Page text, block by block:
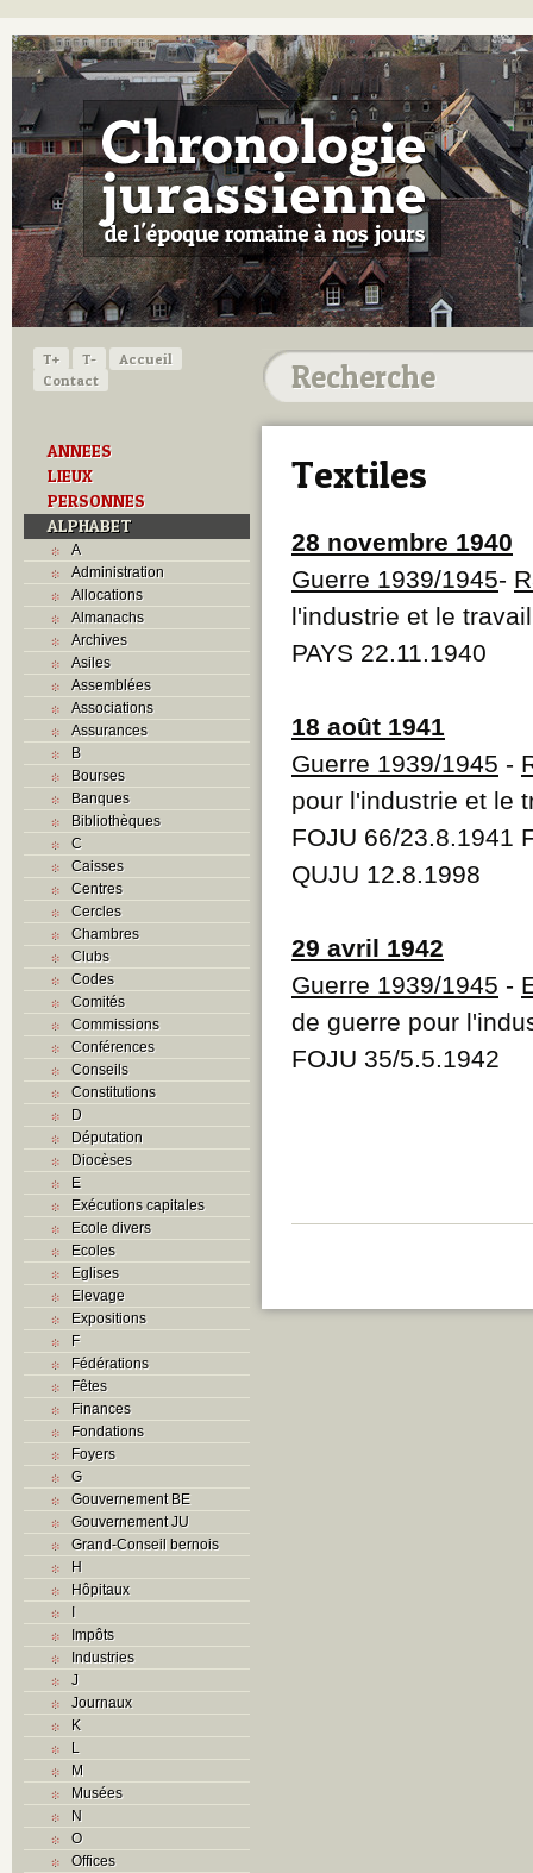
T+ T-
Accueil
Contact
ANNEES
LIEUX
PERSONNES
ALPHABET
A
Administration
Allocations
Almanachs
Archives
Asiles
Assemblées
Associations
Assurances
B
Bourses
Banques
Bibliothèques
C
Caisses
Centres
Cercles
Chambres
Clubs
Codes
Comités
Commissions
Conférences
Conseils
Constitutions
D
Députation
Diocèses
E
Exécutions capitales
Ecole divers
Ecoles
Eglises
Elevage
Expositions
F
Fédérations
Fêtes
Finances
Fondations
Foyers
G
Gouvernement BE
Gouvernement JU
Grand-Conseil bernois
H
Hôpitaux
I
Impôts
Industries
J
Journaux
K
L
M
Musées
N
O
Offices
Textiles
28 novembre 1940
Guerre 1939/1945-
l'industrie et le
PAYS 22.11.1940
18 août 1941
Guerre 1939/1945 -
pour l'industrie et le
FOJU 66/23.8.1941
QUJU 12.8.1998
29 avril 1942
Guerre 1939/1945 -
de guerre pour
FOJU 35/5.5.1942